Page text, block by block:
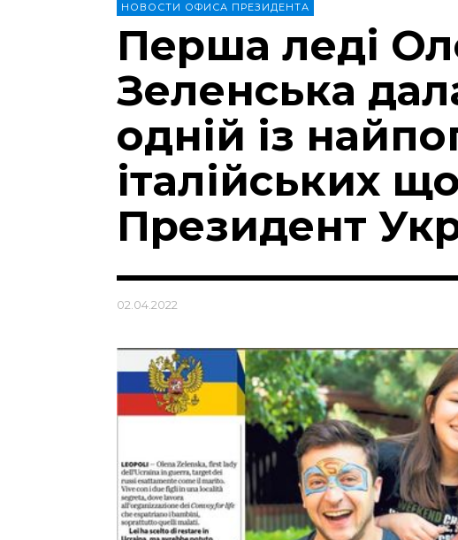
НОВОСТИ ОФИСА ПРЕЗИДЕНТА
Перша леді
Зеленська
одній із
італійських
Президент
02.04.2022